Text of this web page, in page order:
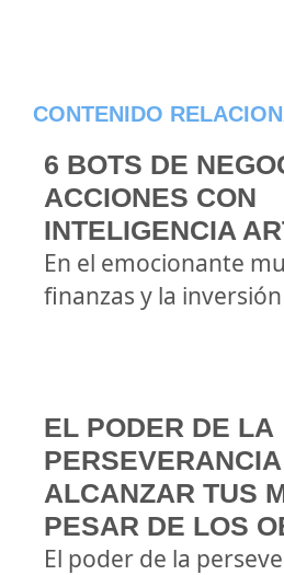
CONTENIDO
6 BOTS DE
ACCIONES CON
INTELIGENCIA
En el emocionante
finanzas y la inversión
EL PODER DE LA
ALCANZAR TUS
PESAR DE LOS
El poder de la